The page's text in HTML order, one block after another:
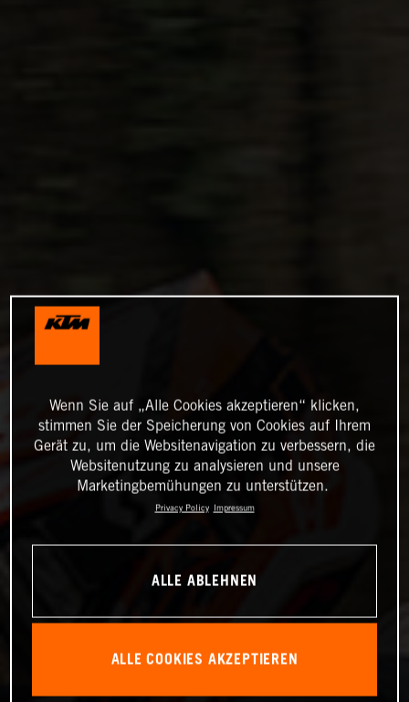
Wenn Sie auf „Alle Cookies akzeptieren“ klicken,
stimmen Sie der Speicherung von Cookies auf Ihrem
Gerät zu, um die Websitenavigation zu verbessern, die
Websitenutzung zu analysieren und unsere
Marketingbemühungen zu unterstützen.
Privacy Policy Impressum
ALLE ABLEHNEN
ALLE COOKIES AKZEPTIEREN